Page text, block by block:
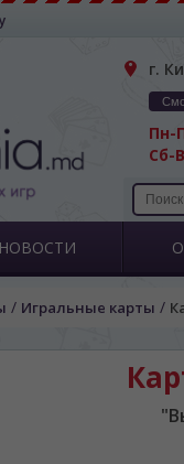
г.
Пн-
Сб-
НОВОСТИ
/ Игральные карты /
ЯЗЫК САЙТА /
каком языке Вы
În ce limbă ați dori